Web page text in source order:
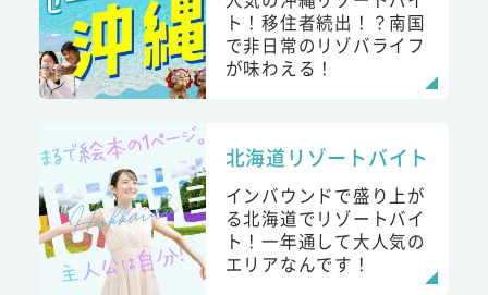
ト！移住者続出！？南国
で非日常のリゾバライフ
が味わえる！
北海道リゾートバイト
インバウンドで盛り上が
る北海道でリゾートバイ
ト！一年通して大人気の
エリアなんです！